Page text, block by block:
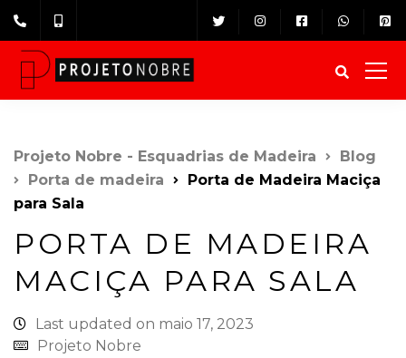
Projeto Nobre - Esquadrias de Madeira
Blog
Porta de madeira
Porta de Madeira Maciça
para Sala
PORTA DE MADEIRA
MACIÇA PARA SALA
Last updated on maio 17, 2023
Projeto Nobre